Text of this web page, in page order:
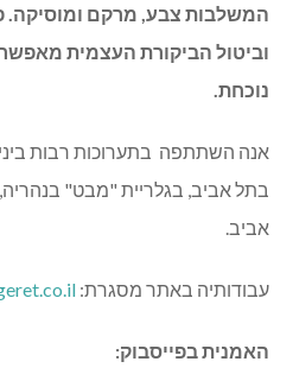
המשלבות צבע, מרקם ומוסיקה.
וביטול הביקורת העצמית
נוכחת.
אנה השתתפה בתערוכות רבות
בתל אביב, בגלריית "מבט"
אביב.
עבודותיה באתר מסגרת:
האמנית בפייסבוק: